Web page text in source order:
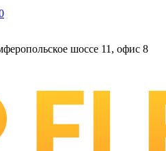
шоссе 11, офис 8